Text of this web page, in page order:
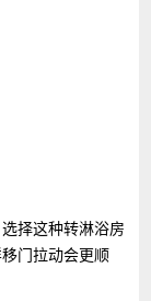
选择这种转淋浴房
门拉动会更顺